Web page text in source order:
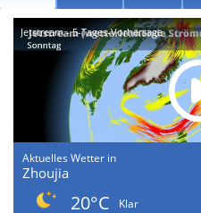
Jetstream - 5-Tages-Vorhersage
Aktuelles Wetter in
Zhoujia
20°C
Klar